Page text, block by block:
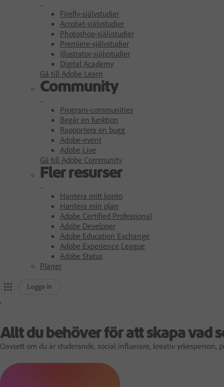
Firefly-självstudier
Acrobat-självstudier
Photoshop-självstudier
Premiere-självstudier
Illustrator-självstudier
Digital Academy
Gå till Adobe Learn
Community
Program-communities
Begär en funktion
Rapportera en bugg
Adobe-event
Adobe Live
Gå till Adobe Community
Fler resurser
Hantera mitt konto
Hantera min plan
Adobe Certified Professional
Adobe Developer
Adobe Education Exchange
Adobe Experience League
Adobe Status
Planer
Logga in
.
d
o
b
Allt du behöver för att skapa vad
Oavsett om du är studerande, social influerare, kreativ